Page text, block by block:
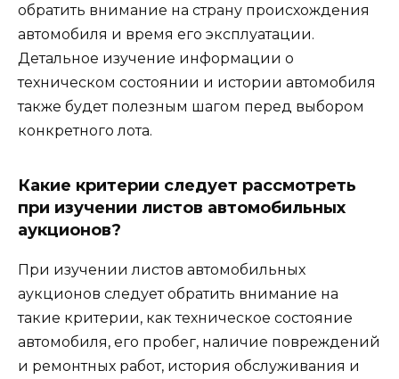
обратить внимание на страну происхождения
автомобиля и время его эксплуатации.
Детальное изучение информации о
техническом состоянии и истории автомобиля
также будет полезным шагом перед выбором
конкретного лота.
Какие критерии следует рассмотреть
при изучении листов автомобильных
аукционов?
При изучении листов автомобильных
аукционов следует обратить внимание на
такие критерии, как техническое состояние
автомобиля, его пробег, наличие повреждений
и ремонтных работ, история обслуживания и